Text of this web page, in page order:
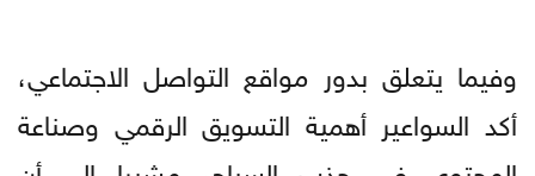
وفيما يتعلق بدور مواقع التواصل الاجتماعي،
أكد السواعير أهمية التسويق الرقمي وصناعة